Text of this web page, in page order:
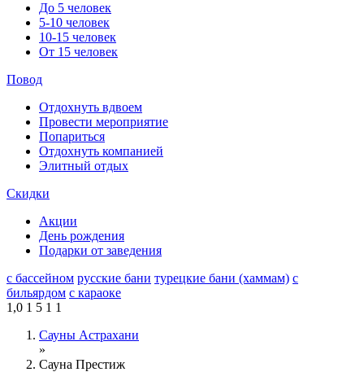
До 5 человек
5-10 человек
10-15 человек
От 15 человек
Повод
Отдохнуть вдвоем
Провести мероприятие
Попариться
Отдохнуть компанией
Элитный отдых
Скидки
Акции
День рождения
Подарки от заведения
с бассейном русские бани турецкие бани (хаммам) с
бильярдом с караоке
1,0 1 5 1 1
Сауны Астрахани
»
Сауна Престиж